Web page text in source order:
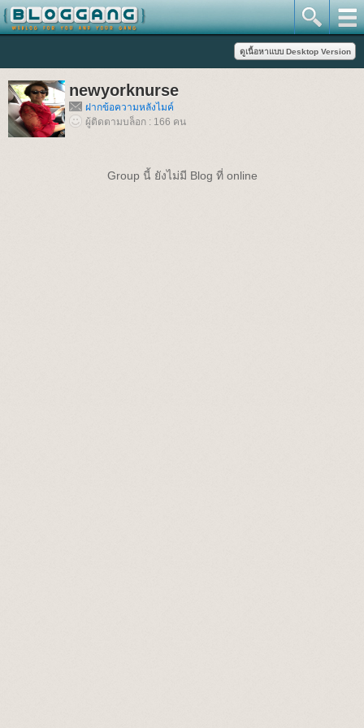
newyorknurse
ฝากข้อความหลังไมค์
ผู้ติดตามบล็อก : 166 คน
Group นี้ ยังไม่มี Blog ที่ online